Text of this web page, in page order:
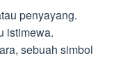
penyayang.
istimewa.
sebuah simbol